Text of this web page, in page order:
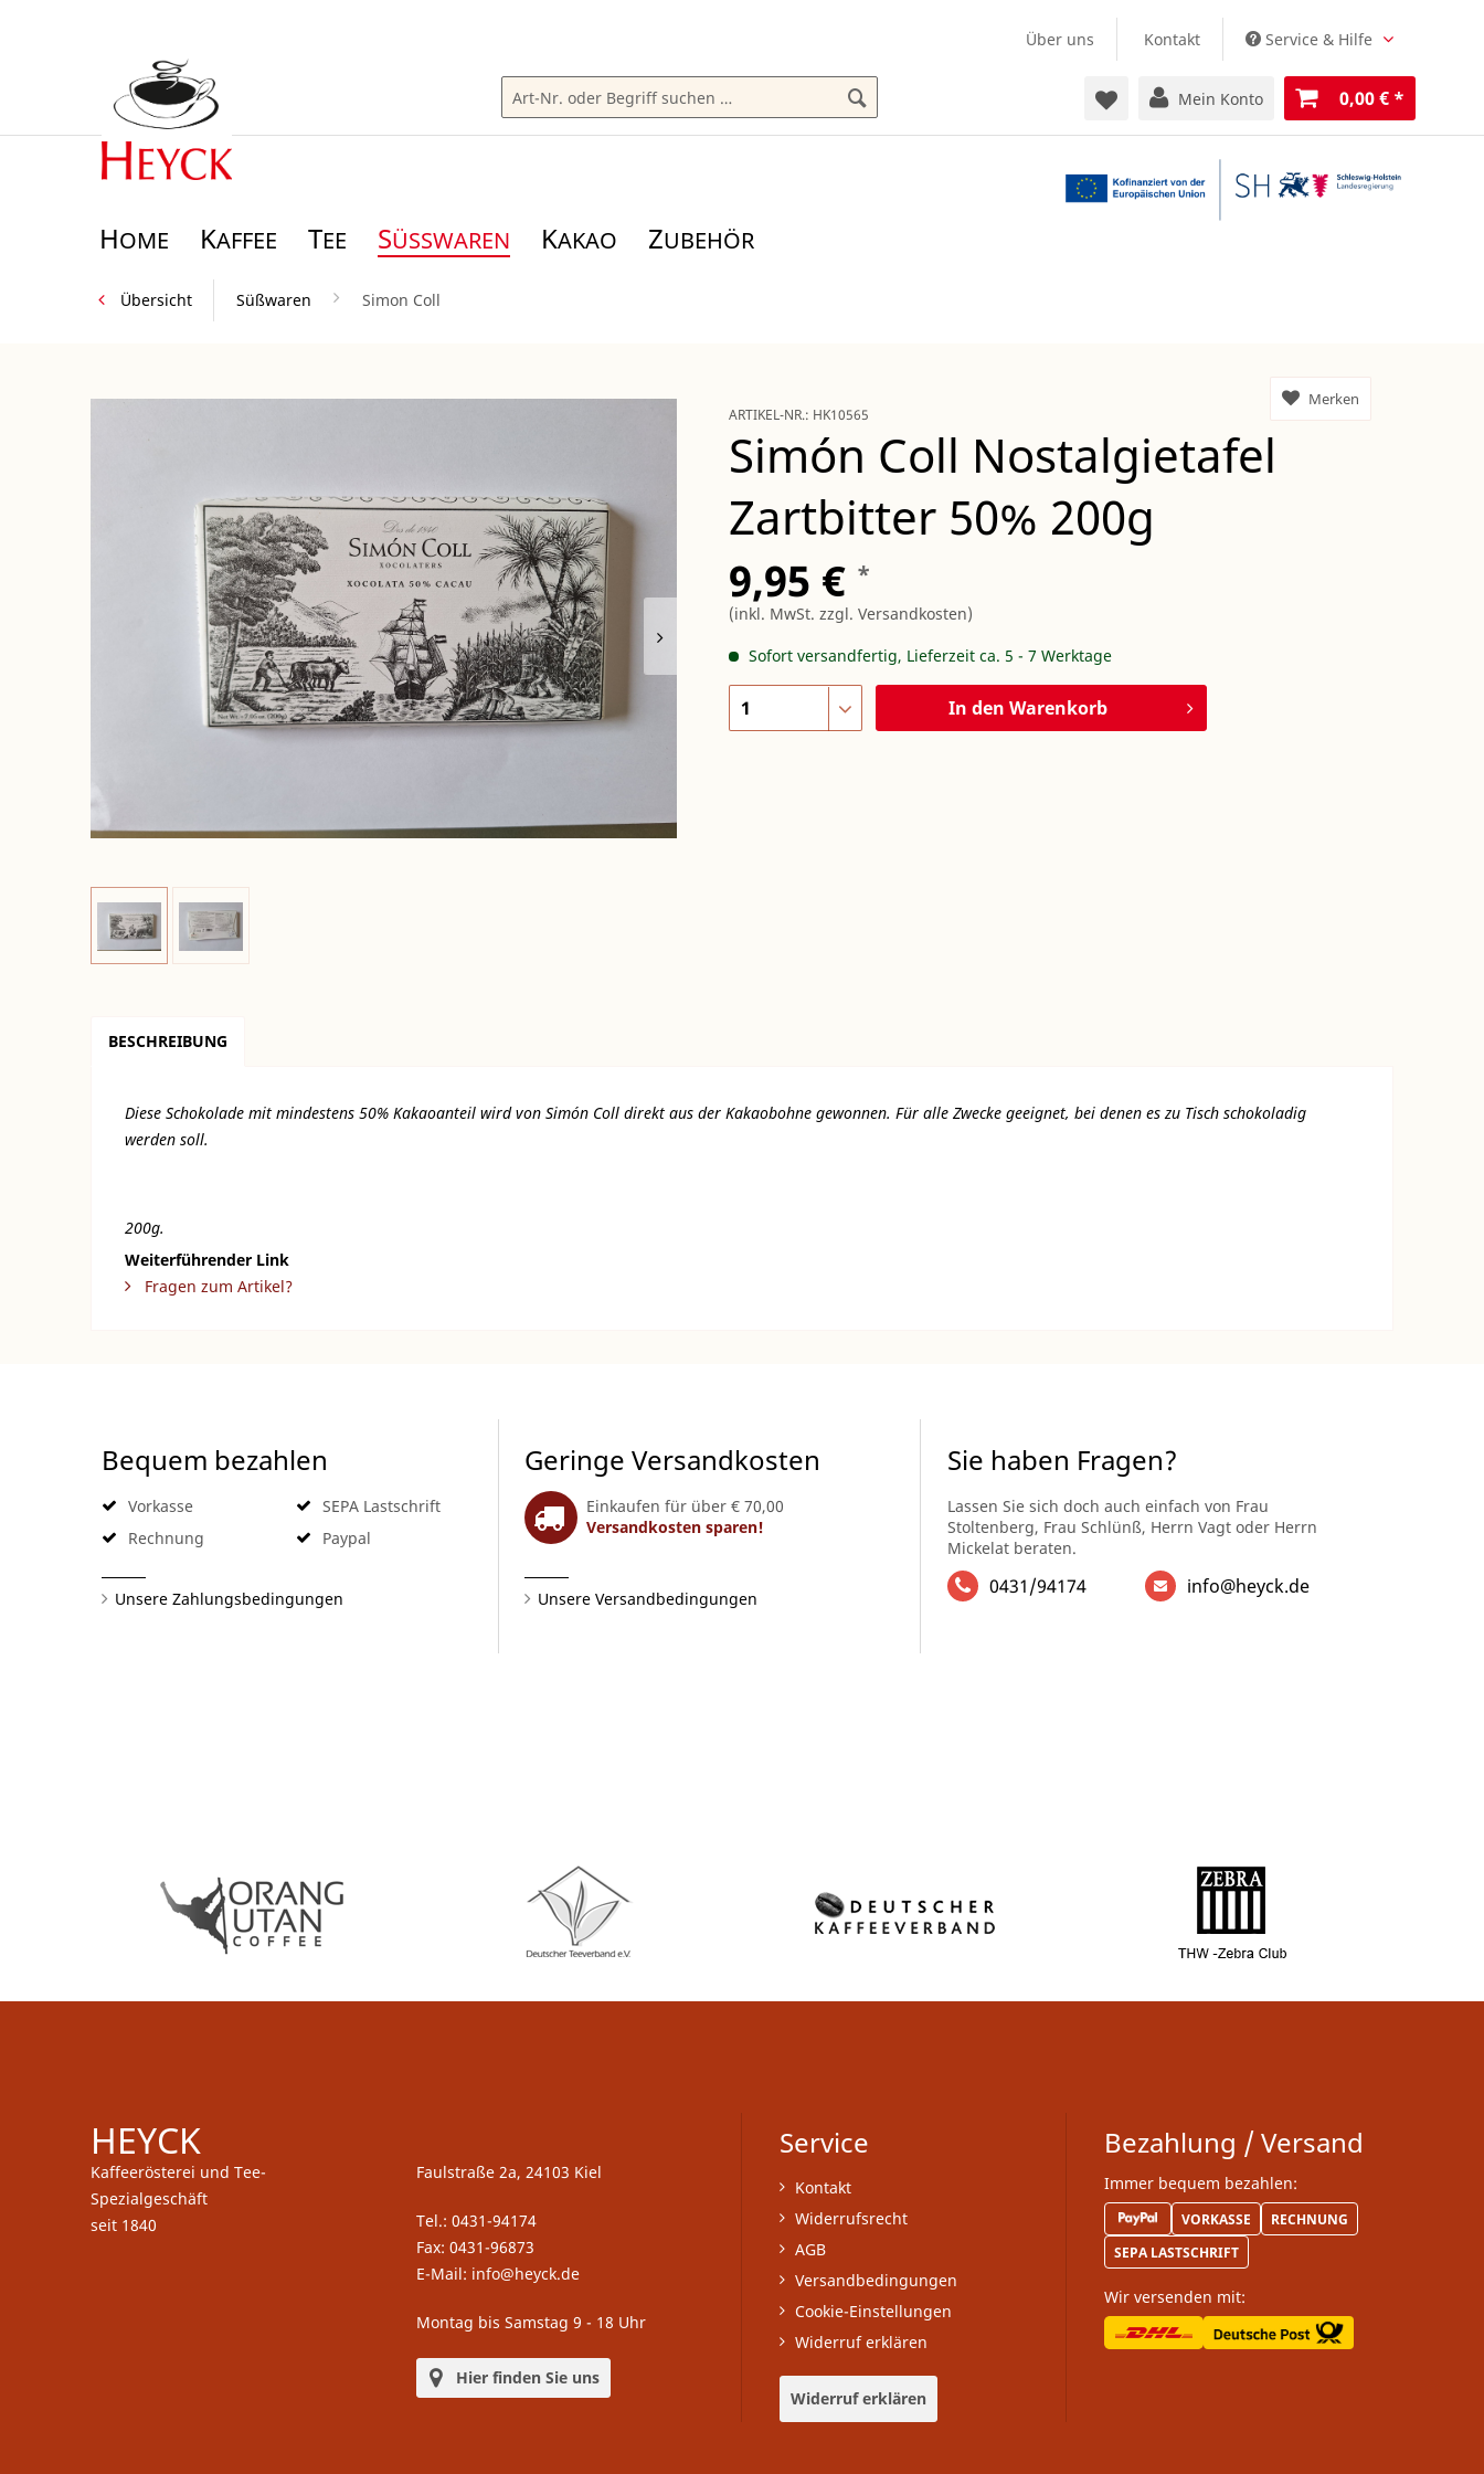
Über uns Kontakt Service & Hilfe
Mein Konto 0,00 € *
HOME KAFFEE TEE SÜSSWAREN KAKAO ZUBEHÖR
Übersicht Süßwaren Simon Coll
ARTIKEL-NR.: HK10565
Simón Coll Nostalgietafel
Zartbitter 50% 200g
9,95 € *
(inkl. MwSt.zzgl. Versandkosten)
Sofort versandfertig, Lieferzeit ca. 5 - 7 Werktage
In den Warenkorb
Merken
BESCHREIBUNG
Diese Schokolade mit mindestens 50% Kakaoanteil wird von Simón Coll direkt aus der Kakaobohne gewonnen. Für alle Zwecke geeignet, bei denen es zu Tisch schokoladig
werden soll.
200g.
Weiterführender Link
Fragen zum Artikel?
Bequem bezahlen
Vorkasse
Rechnung
SEPA Lastschrift
Paypal
Unsere Zahlungsbedingungen
Geringe Versandkosten
Einkaufen für über € 70,00
Versandkosten sparen!
Unsere Versandbedingungen
Sie haben Fragen?
Lassen Sie sich doch auch einfach von Frau
Stoltenberg, Frau Schlünß, Herrn Vagt oder Herrn
Mickelat beraten.
0431/94174 info@heyck.de
HEYCK
Kaffeerösterei und Tee-
Spezialgeschäft
seit 1840
Faulstraße 2a, 24103 Kiel
Tel.: 0431-94174
Fax: 0431-96873
E-Mail: info@heyck.de
Montag bis Samstag 9 - 18 Uhr
Hier finden Sie uns
Service
Kontakt
Widerrufsrecht
AGB
Versandbedingungen
Cookie-Einstellungen
Widerruf erklären
Widerruf erklären
Bezahlung / Versand
Immer bequem bezahlen:
VORKASSE
RECHNUNG
SEPA LASTSCHRIFT
Wir versenden mit: